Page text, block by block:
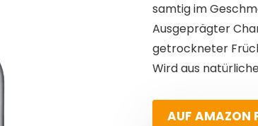
samtig im
Ausgeprägter
getrockneter
Wird aus
AUF AMAZON